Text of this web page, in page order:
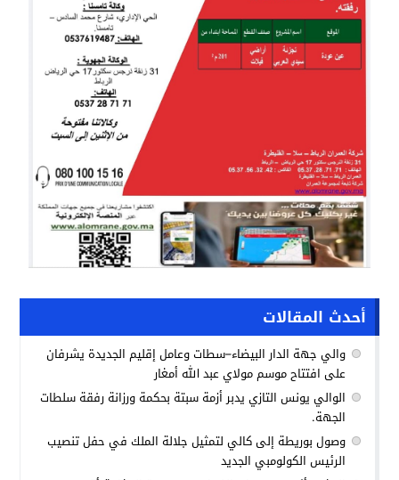
أحدث المقالات
والي جهة الدار البيضاء–سطات وعامل إقليم الجديدة يشرفان
على افتتاح موسم مولاي عبد الله أمغار
الوالي يونس التازي يدبر أزمة سبتة بحكمة ورزانة رفقة سلطات
الجهة.
وصول بوريطة إلى كالي لتمثيل جلالة الملك في حفل تنصيب
الرئيس الكولومبي الجديد